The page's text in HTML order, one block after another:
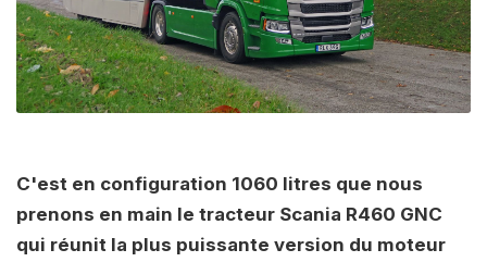
C'est en configuration 1060 litres que nous
prenons en main le tracteur Scania R460 GNC
qui réunit la plus puissante version du moteur